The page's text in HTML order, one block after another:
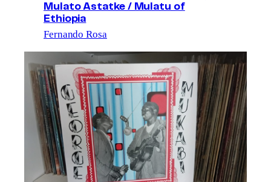
Mulato Astatke / Mulatu of
Ethiopia
Fernando Rosa